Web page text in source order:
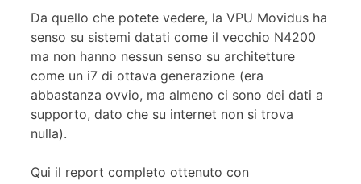
Da quello che potete vedere, la VPU Movidus ha
senso su sistemi datati come il vecchio N4200
ma non hanno nessun senso su architetture
come un i7 di ottava generazione (era
abbastanza ovvio, ma almeno ci sono dei dati a
supporto, dato che su internet non si trova
nulla).
Qui il report completo ottenuto con